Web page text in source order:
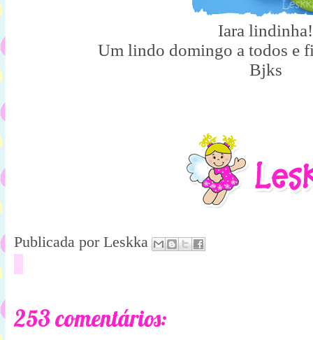
Iara lindinha!
Um lindo domingo a todos e
Bjks
Publicada por Leskka
253 comentários: